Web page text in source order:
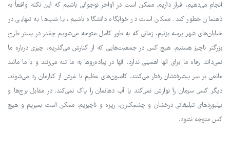
انجام می‌دهیم، قرار داریم. ممکن است در اواخر نوجوانی باشیم که این نکته واقعاً به
ذهنمان خطور کند. ممکن است در خوابگاه دانشگاه باشیم، یا شب‌ها به تنهایی در
خیابان‌های شهر پرسه بزنیم، زمانی که به طور کامل متوجه می‌شویم چقدر در بستر طرح
بزرگتر ناچیز هستیم. هیچ کس در جمعیت‌هایی که از کنارش می‌گذریم، چیزی درباره ما
نمی‌داند. رفاه ما برای آنها اهمیتی ندارد. آنها در پیاده‌روها به ما تنه می‌زنند و با ما مانند
مانعی بر سر پیشرفتشان رفتار می‌کنند. کامیون‌های عظیم با غرش از کنارمان رد می‌شوند.
دیگر کسی سرمان را نوازش نمی‌کند یا آب دهانمان را پاک نمی‌کند. در مقابل برج‌ها و
بیلبوردهای تبلیغاتی درخشان و چشمک‌زن، ریزه و ناچیزیم. ممکن است بمیریم و هیچ
کس متوجه نشود.